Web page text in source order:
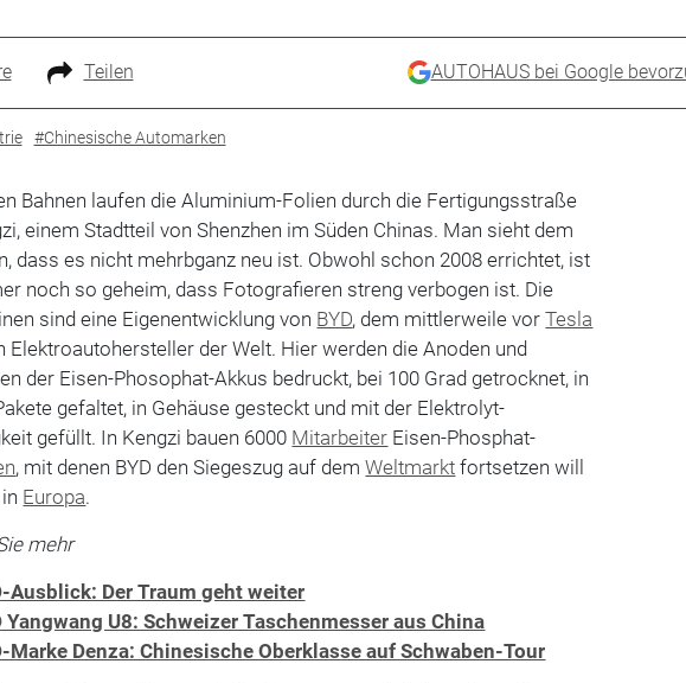
Teilen AUTOHAUS bei Google
#Chinesische Automarken
Bahnen laufen die Aluminium-Folien durch die Fertigungsstraße
einem Stadtteil von Shenzhen im Süden Chinas. Man sieht dem
dass es nicht mehrbganz neu ist. Obwohl schon 2008 errichtet, ist
noch so geheim, dass Fotografieren streng verbogen ist. Die
sind eine Eigenentwicklung von BYD, dem mittlerweile vorTesla
Elektroautohersteller der Welt. Hier werden die Anoden und
der Eisen-Phosophat-Akkus bedruckt, bei 100 Grad getrocknet, in
gefaltet, in Gehäuse gesteckt und mit der Elektrolyt-
gefüllt. In Kengzi bauen 6000 Mitarbeiter Eisen-Phosphat-
, mit denen BYD den Siegeszug auf demWeltmarkt fortsetzen will
Europa.
mehr
Ausblick: Der Traum geht weiter
Yangwang U8: Schweizer Taschenmesser aus China
Marke Denza: Chinesische Oberklasse auf Schwaben-Tour